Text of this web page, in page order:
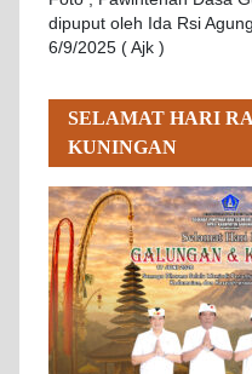
dipuput oleh Ida Rsi
6/9/2025 ( Ajk )
SELAMAT HARI
KUNINGAN